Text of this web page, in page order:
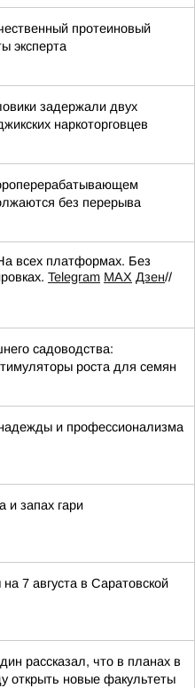
протеиновый
эксперта
задержали двух
наркоторговцев
без перерыва
всех платформах. Без
Telegram MAX Дзен//
садоводства:
роста для семян
и профессионализма
и запах гари
7 августа в Саратовской
рассказал, что в планах в
открыть новые факультеты